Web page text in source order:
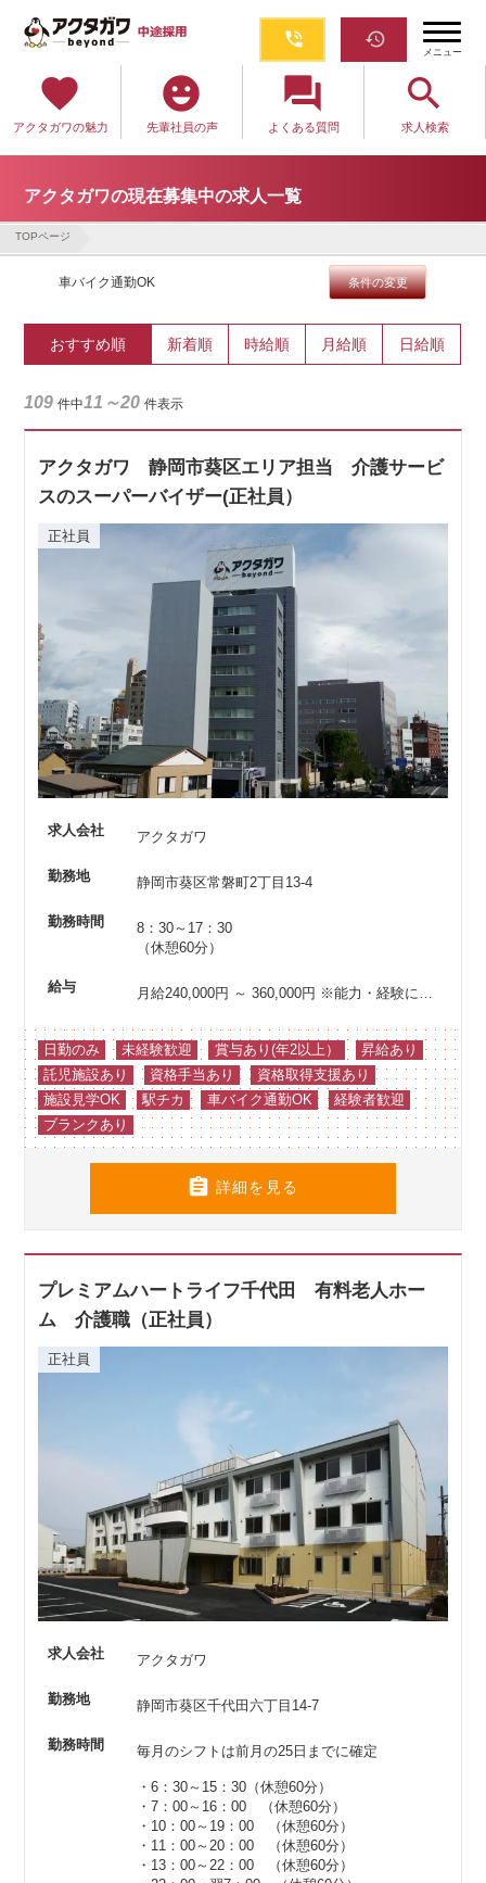
phone_in_talk restore
メニュー
favorite
アクタガワの魅力
emoji_emotions
先輩社員の声
question_answer
よくある質問
search
求人検索
アクタガワの現在募集中の求人一覧
TOPページ
車バイク通勤OK 条件の変更
おすすめ順 新着順 時給順 月給順 日給順
109 件中11～20 件表示
アクタガワ 静岡市葵区エリア担当 介護サービ
スのスーパーバイザー(正社員）
正社員
求人会社 アクタガワ
勤務地 静岡市葵区常磐町2丁目13-4
勤務時間
8：30～17：30
（休憩60分）
給与 月給240,000円 ～ 360,000円 ※能力・経験により優遇
日勤のみ 未経験歓迎 賞与あり(年2以上）
昇給あり
託児施設あり
資格手当あり
資格取得支援あり
施設見学OK
駅チカ 車バイク通勤OK
経験者歓迎
ブランクあり
 詳細を見る
プレミアムハートライフ千代田 有料老人ホー
ム 介護職（正社員）
正社員
求人会社 アクタガワ
勤務地 静岡市葵区千代田六丁目14-7
勤務時間 毎月のシフトは前月の25日までに確定
・6：30～15：30（休憩60分）
・7：00～16：00 （休憩60分）
・10：00～19：00 （休憩60分）
・11：00～20：00 （休憩60分）
・13：00～22：00 （休憩60分）